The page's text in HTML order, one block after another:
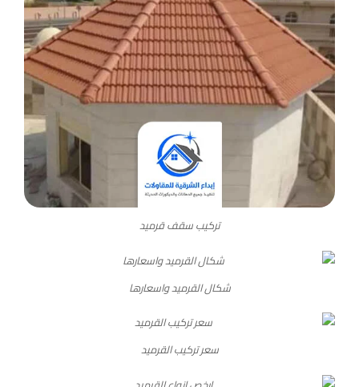
تركيب سقف قرميد
شكال القرميد واسعارها
سعر تركيب القرميد